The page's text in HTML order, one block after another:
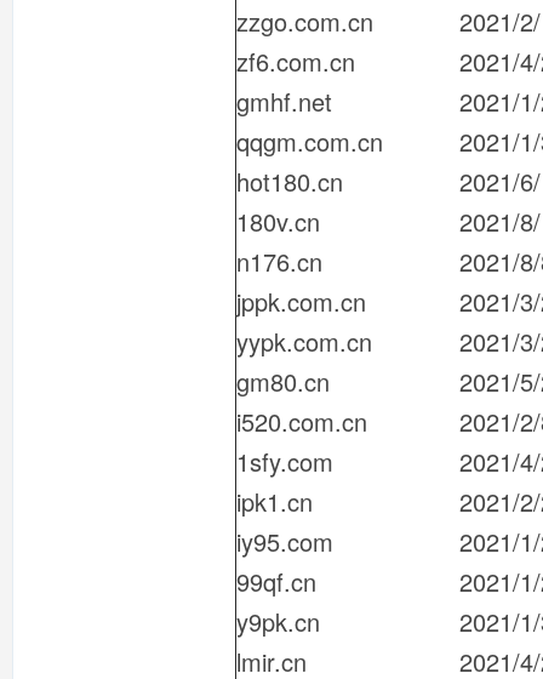
zzgo.com.cn
2021/
zf6.com.cn
2021/
gmhf.net
2021/
qqgm.com.cn
2021/
hot180.cn
2021/
180v.cn
2021/
n176.cn
2021/
jppk.com.cn
2021/
yypk.com.cn
2021/
gm80.cn
2021/
i520.com.cn
2021/
1sfy.com
2021/
ipk1.cn
2021/
iy95.com
2021/
99qf.cn
2021/
y9pk.cn
2021/
lmir.cn
2021/